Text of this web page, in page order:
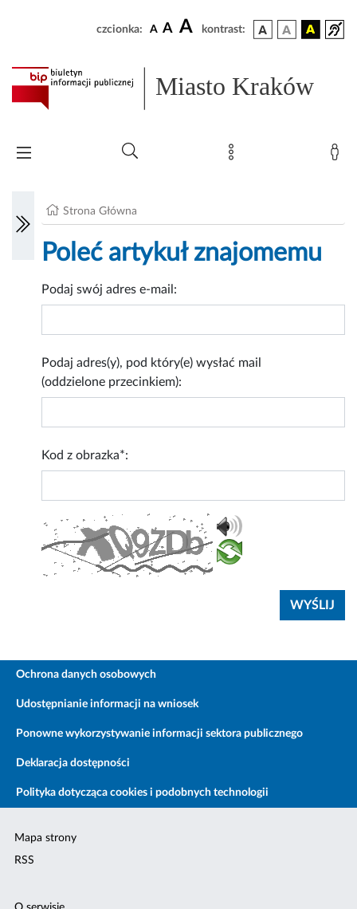
czcionka: A A A kontrast:
Miasto Kraków
Strona Główna
Poleć artykuł znajomemu
Podaj swój adres e-mail:
Podaj adres(y), pod który(e) wysłać mail
(oddzielone przecinkiem):
Kod z obrazka*:
Ochrona danych osobowych
Udostępnianie informacji na wniosek
Ponowne wykorzystywanie informacji sektora publicznego
Deklaracja dostępności
Polityka dotycząca cookies i podobnych technologii
Mapa strony
RSS